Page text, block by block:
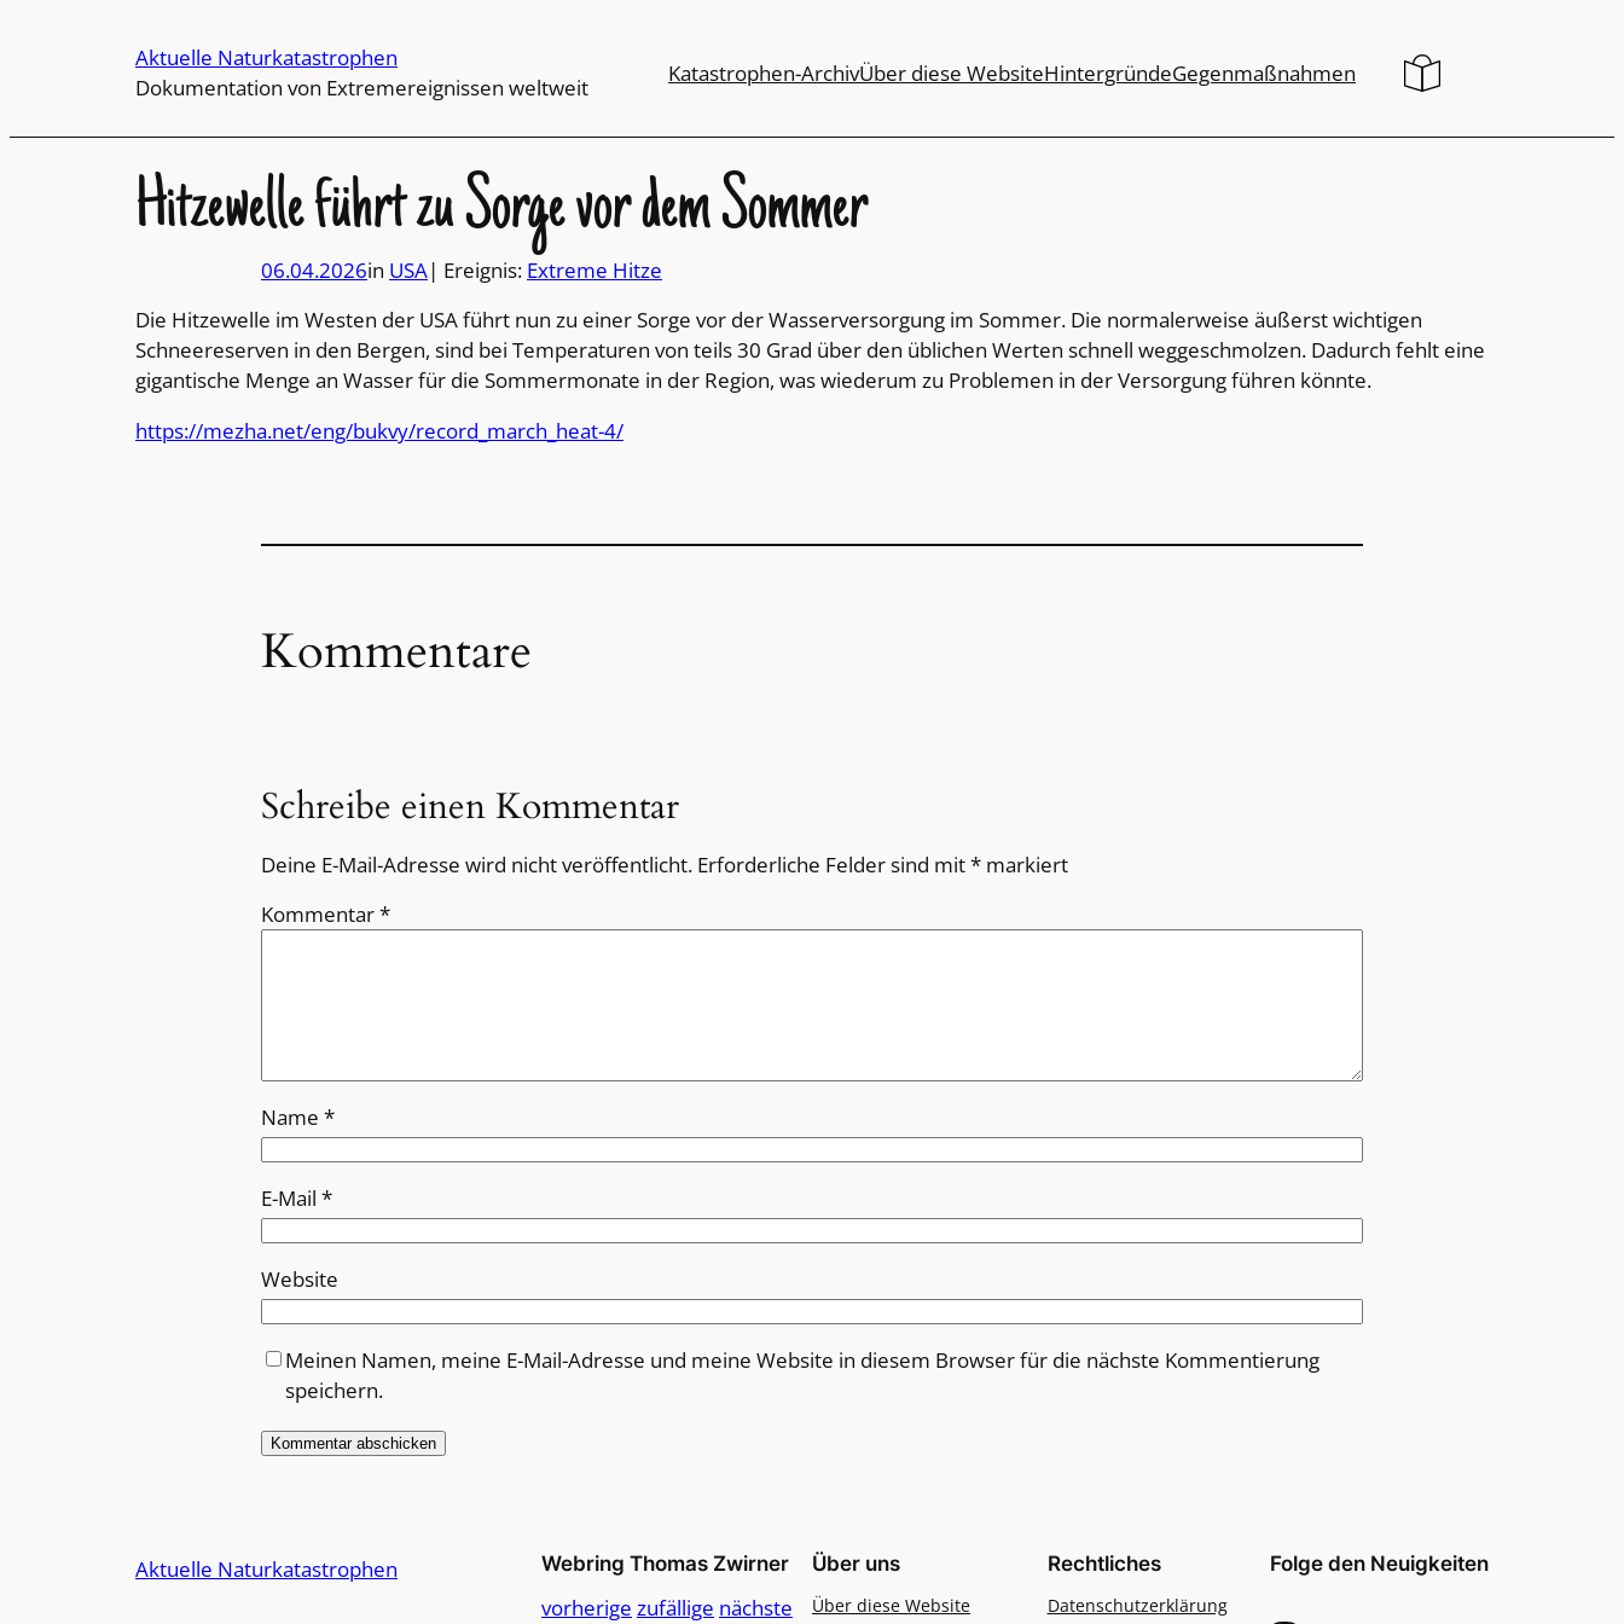
Aktuelle Naturkatastrophen
Dokumentation von Extremereignissen weltweit
Katastrophen-ArchivÜber diese WebsiteHintergründeGegenmaßnahmen
Hitzewelle führt zu Sorge vor dem Sommer
06.04.2026in USA| Ereignis: Extreme Hitze
Die Hitzewelle im Westen der USA führt nun zu einer Sorge vor der Wasserversorgung im Sommer. Die normalerweise äußerst wichtigen
Schneereserven in den Bergen, sind bei Temperaturen von teils 30 Grad über den üblichen Werten schnell weggeschmolzen. Dadurch fehlt eine
gigantische Menge an Wasser für die Sommermonate in der Region, was wiederum zu Problemen in der Versorgung führen könnte.
https://mezha.net/eng/bukvy/record_march_heat-4/
Kommentare
Schreibe einen Kommentar
Deine E-Mail-Adresse wird nicht veröffentlicht. Erforderliche Felder sind mit* markiert
Kommentar*
Name *
E-Mail *
Website
Meinen Namen, meine E-Mail-Adresse und meine Website in diesem Browser für die nächste Kommentierung
speichern.
Aktuelle Naturkatastrophen Webring Thomas Zwirner
vorherige zufällige nächste
Über uns
Über diese Website
Rechtliches
Datenschutzerklärung
Folge den Neuigkeiten